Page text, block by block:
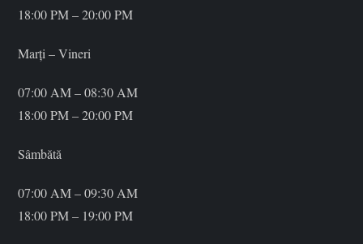
18:00 PM – 20:00 PM
Marți – Vineri
07:00 AM – 08:30 AM
18:00 PM – 20:00 PM
Sâmbătă
07:00 AM – 09:30 AM
18:00 PM – 19:00 PM